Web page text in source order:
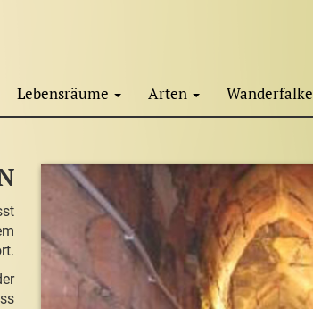
Lebensräume Arten Wanderfalke